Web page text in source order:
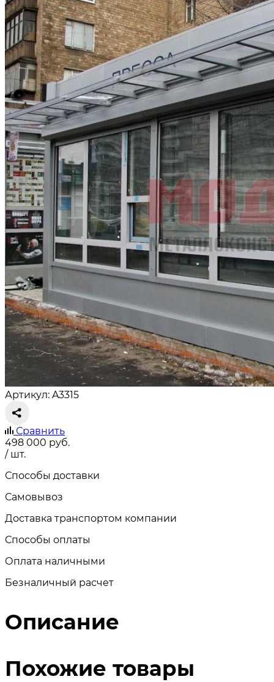
Артикул: A3315
Сравнить
498 000 руб.
/ шт.
Способы доставки
Самовывоз
Доставка транспортом компании
Способы оплаты
Оплата наличными
Безналичный расчет
Описание
Похожие товары